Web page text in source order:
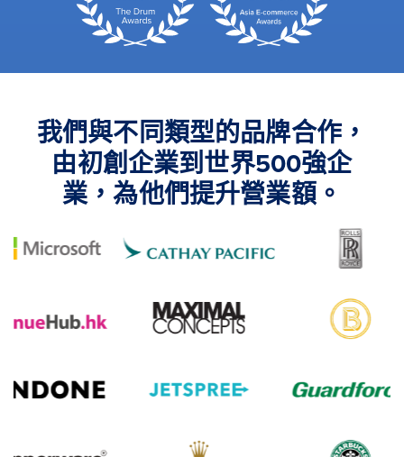
我們與不同類型的品牌合作，
由初創企業到世界500強企
業，為他們提升營業額。